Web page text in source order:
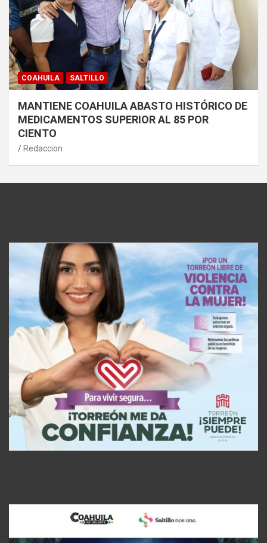
COAHUILA SALTILLO
MANTIENE COAHUILA ABASTO HISTÓRICO DE
MEDICAMENTOS SUPERIOR AL 85 POR
CIENTO
Redaccion